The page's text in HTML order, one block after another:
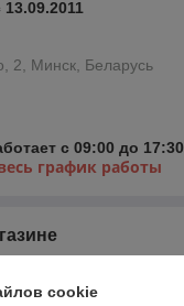
13.09.2011
2, Минск, Беларусь
с 09:00 до 17:30
график работы
cookie